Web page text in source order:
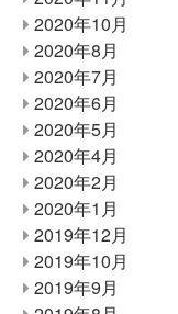
2020年10月
2020年8月
2020年7月
2020年6月
2020年5月
2020年4月
2020年2月
2020年1月
2019年12月
2019年10月
2019年9月